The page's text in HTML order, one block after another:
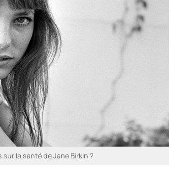
la santé de Jane Birkin ?